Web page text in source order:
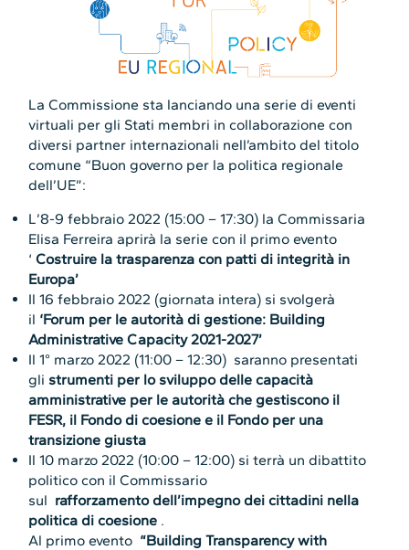
La Commissione sta lanciando una serie di eventi
virtuali per gli Stati membri in collaborazione con
diversi partner internazionali nell’ambito del titolo
comune “Buon governo per la politica regionale
dell’UE”:
L’8-9 febbraio 2022 (15:00 – 17:30) la Commissaria
Elisa Ferreira aprirà la serie con il primo evento
‘Costruire la trasparenza con patti di integrità in
Europa’
Il 16 febbraio 2022 (giornata intera) si svolgerà
il ‘Forum per le autorità di gestione: Building
Administrative Capacity 2021-2027’
Il 1° marzo 2022 (11:00 – 12:30) saranno presentati
gli strumenti per lo sviluppo delle capacità
amministrative per le autorità che gestiscono il
FESR, il Fondo di coesione e il Fondo per una
transizione giusta
Il 10 marzo 2022 (10:00 – 12:00) si terrà un dibattito
politico con il Commissario
sul rafforzamentodell’impegno dei cittadini nella
politica di coesione .
Al primo evento “Building Transparency with